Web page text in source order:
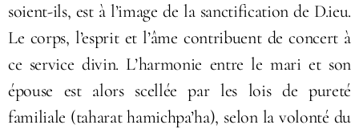
soient-ils, est à l’image de la sanctification de D.ieu.
Le corps, l’esprit et l’âme contribuent de concert à
ce service divin. L’harmonie entre le mari et son
épouse est alors scellée par les lois de pureté
familiale (taharat hamichpa’ha), selon la volonté du